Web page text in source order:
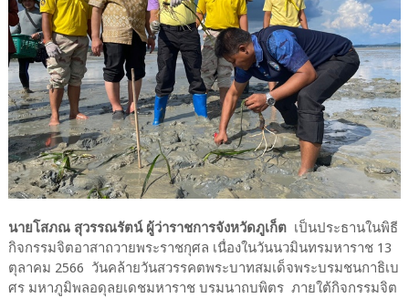
นายโสภณ สุวรรณรัตน์ ผู้ว่าราชการจังหวัดภูเก็ตเป็นประธานในพิธี
กิจกรรมจิตอาสาถวายพระราชกุศล เนื่องในวันนวมินทรมหาราช 13
ตุลาคม 2566 วันคล้ายวันสวรรคตพระบาทสมเด็จพระบรมชนกาธิเบ
ศร มหาภูมิพลอดุลยเดชมหาราช บรมนาถบพิตร ภายใต้กิจกรรมจิต